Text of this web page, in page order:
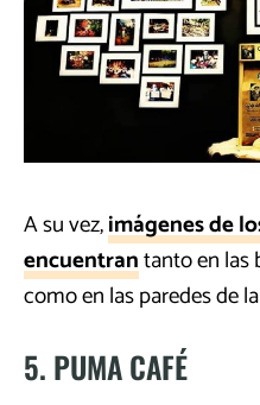
A su vez,imágenes de
encuentrantanto en las
como en las paredes de
5. PUMA CAFÉ